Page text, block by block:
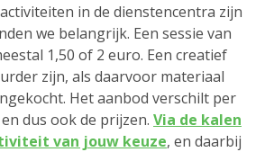
in de dienstencentra zijn
we belangrijk. Een sessie van
1,50 of 2 euro. Een creatief
zijn, als daarvoor materiaal
Het aanbod verschilt per
dus ook de prijzen. Via de kalen
van jouw keuze, en daarbij